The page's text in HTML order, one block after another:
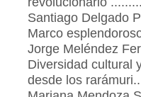
Santiago Delgado
Marco
Jorge Meléndez
Diversidad cultural
desde los